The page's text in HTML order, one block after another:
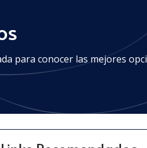
para conocer las mejores